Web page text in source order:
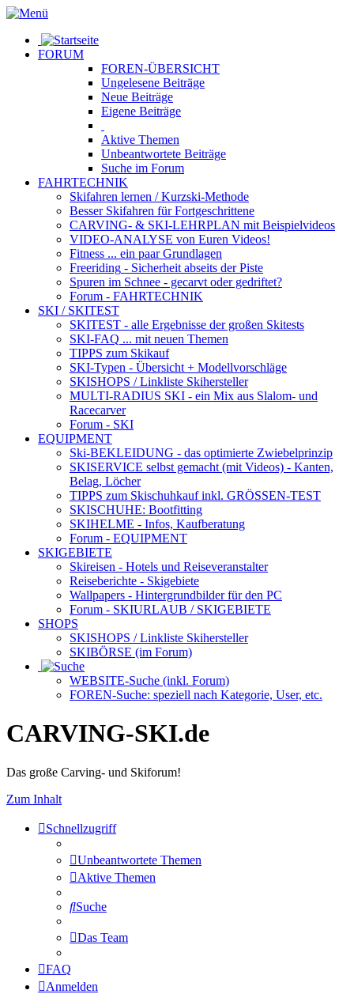
FORUM
FOREN-ÜBERSICHT
Ungelesene Beiträge
Neue Beiträge
Eigene Beiträge
Aktive Themen
Unbeantwortete Beiträge
Suche im Forum
FAHRTECHNIK
Skifahren lernen / Kurzski-Methode
Besser Skifahren für Fortgeschrittene
CARVING- & SKI-LEHRPLAN mit Beispielvideos
VIDEO-ANALYSE von Euren Videos!
Fitness ... ein paar Grundlagen
Freeriding - Sicherheit abseits der Piste
Spuren im Schnee - gecarvt oder gedriftet?
Forum - FAHRTECHNIK
SKI / SKITEST
SKITEST - alle Ergebnisse der großen Skitests
SKI-FAQ ... mit neuen Themen
TIPPS zum Skikauf
SKI-Typen - Übersicht + Modellvorschläge
SKISHOPS / Linkliste Skihersteller
MULTI-RADIUS SKI - ein Mix aus Slalom- und
Racecarver
Forum - SKI
EQUIPMENT
Ski-BEKLEIDUNG - das optimierte Zwiebelprinzip
SKISERVICE selbst gemacht (mit Videos) - Kanten,
Belag, Löcher
TIPPS zum Skischuhkaufinkl. GRÖSSEN-TEST
SKISCHUHE: Bootfitting
SKIHELME - Infos, Kaufberatung
Forum - EQUIPMENT
SKIGEBIETE
Skireisen - Hotels und Reiseveranstalter
Reiseberichte - Skigebiete
Wallpapers - Hintergrundbilder für den PC
Forum - SKIURLAUB / SKIGEBIETE
SHOPS
SKISHOPS / Linkliste Skihersteller
SKIBÖRSE (im Forum)
WEBSITE-Suche (inkl. Forum)
FOREN-Suche: speziell nach Kategorie, User, etc.
CARVING-SKI.de
Das große Carving- und Skiforum!
Zum Inhalt
Schnellzugriff
Unbeantwortete Themen
Aktive Themen
Suche
Das Team
FAQ
Anmelden